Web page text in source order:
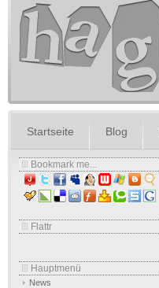
Startseite Blog
Bookmark me...
Flattr
Hauptmenü
News